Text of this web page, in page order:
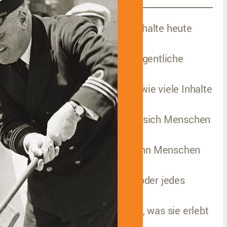
Zeiten von KI entstehen Lerninhalte heute
als je zuvor. Doch der eigentliche
hängt nicht davon ab, wie viele Inhalte
sind, sondern wie aktiv sich Menschen
mit ihnen auseinandersetzen. Denn Menschen
erinnern sich nicht an jede Folie oder jedes
– sie erinnern sich an das, was sie erlebt